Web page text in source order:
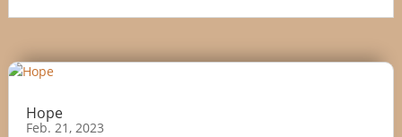
Hope
Feb. 21, 2023